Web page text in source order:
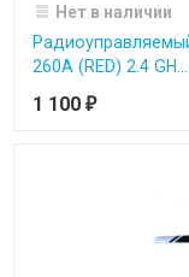
Нет в наличии
260A (RED) 2.4 GH...
1 100 ₽